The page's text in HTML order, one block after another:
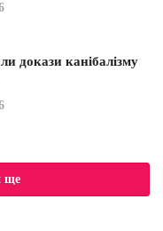
докази канібалізму
ще